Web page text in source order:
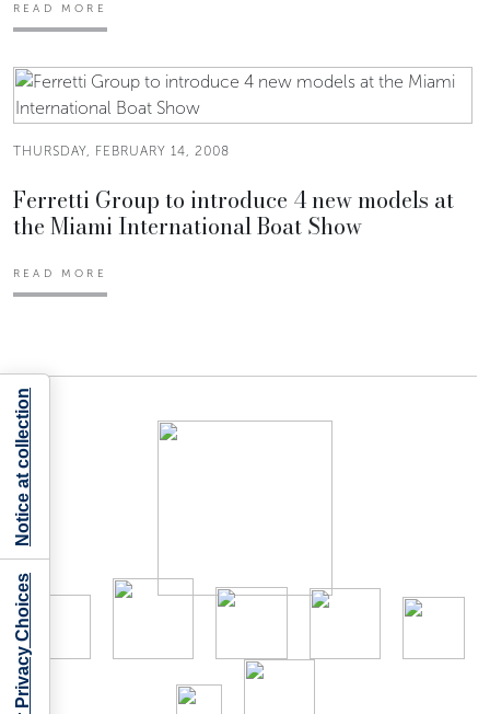
READ MORE
THURSDAY, FEBRUARY 14, 2008
Ferretti Group to introduce 4 new models at
the Miami International Boat Show
READ MORE
Your Privacy Choices
Notice at collection